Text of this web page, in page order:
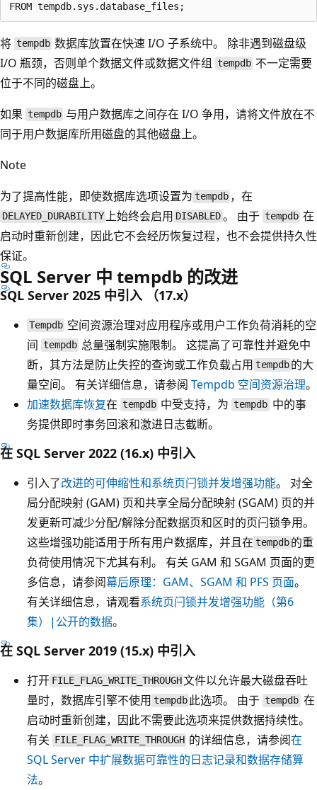
将 tempdb 数据库放置在快速 I/O 子系统中。 除非遇到磁盘级
I/O 瓶颈，否则单个数据文件或数据文件组 tempdb 不一定需要
位于不同的磁盘上。
如果 tempdb 与用户数据库之间存在 I/O 争用，请将文件放在不
同于用户数据库所用磁盘的其他磁盘上。
Note
为了提高性能，即使数据库选项设置为 tempdb ，在
DELAYED_DURABILITY 上始终会启用 DISABLED。 由于 tempdb 在
启动时重新创建，因此它不会经历恢复过程，也不会提供持久性
保证。
SQL Server 中 tempdb 的改进
SQL Server 2025 中引入 （17.x）
Tempdb 空间资源治理对应用程序或用户工作负荷消耗的空
间 tempdb 总量强制实施限制。 这提高了可靠性并避免中
断，其方法是防止失控的查询或工作负载占用 tempdb 的大
量空间。 有关详细信息，请参阅 Tempdb 空间资源治理。
加速数据库恢复在 tempdb 中受支持，为 tempdb 中的事
务提供即时事务回滚和激进日志截断。
在 SQL Server 2022 (16.x) 中引入
引入了改进的可伸缩性和系统页闩锁并发增强功能。 对全
局分配映射 (GAM) 页和共享全局分配映射 (SGAM) 页的并
发更新可减少分配/解除分配数据页和区时的页闩锁争用。
这些增强功能适用于所有用户数据库，并且在 tempdb 的重
负荷使用情况下尤其有利。 有关 GAM 和 SGAM 页面的更
多信息，请参阅幕后原理：GAM、SGAM 和 PFS 页面。
有关详细信息，请观看系统页闩锁并发增强功能（第6
集）|公开的数据。
在 SQL Server 2019 (15.x) 中引入
打开 FILE_FLAG_WRITE_THROUGH文件以允许最大磁盘吞吐
量时，数据库引擎不使用 tempdb 此选项。 由于 tempdb 在
启动时重新创建，因此不需要此选项来提供数据持续性。
有关 FILE_FLAG_WRITE_THROUGH 的详细信息，请参阅在
SQL Server 中扩展数据可靠性的日志记录和数据存储算
法。